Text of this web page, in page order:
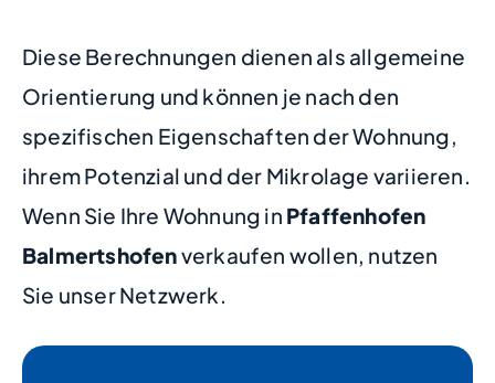
Diese Berechnungen dienen als allgemeine
Orientierung und können je nach den
spezifischen Eigenschaften der Wohnung,
ihrem Potenzial und der Mikrolage variieren.
Wenn Sie Ihre Wohnung in Pfaffenhofen
Balmertshofenverkaufen wollen, nutzen
Sie unser Netzwerk.